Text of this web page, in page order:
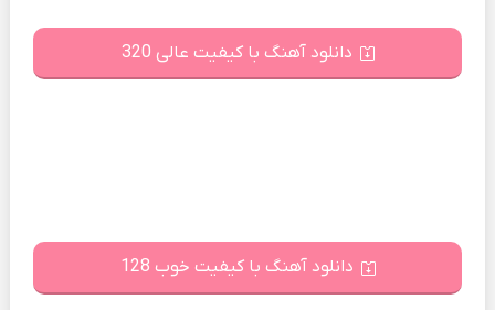
دانلود آهنگ با کیفیت عالی 320
دانلود آهنگ با کیفیت خوب 128